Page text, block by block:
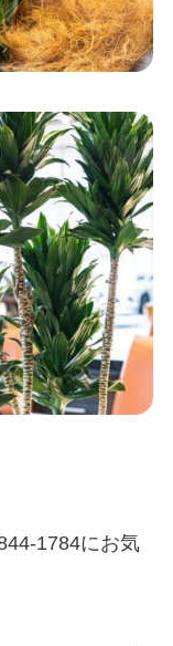
1784にお気